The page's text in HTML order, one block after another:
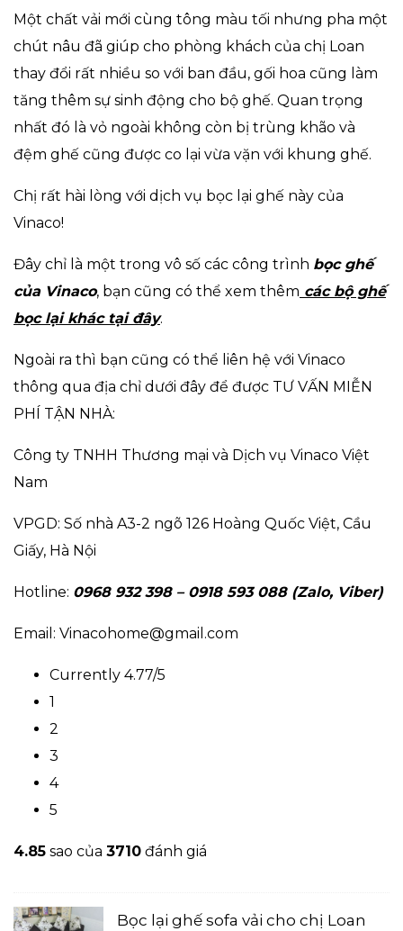
Một chất vải mới cùng tông màu tối nhưng pha một
chút nâu đã giúp cho phòng khách của chị Loan
thay đổi rất nhiều so với ban đầu, gối hoa cũng làm
tăng thêm sự sinh động cho bộ ghế. Quan trọng
nhất đó là vỏ ngoài không còn bị trùng khão và
đệm ghế cũng được co lại vừa vặn với khung ghế.
Chị rất hài lòng với dịch vụ bọc lại ghế này của
Vinaco!
Đây chỉ là một trong vô số các công trình bọc ghế
của Vinaco, bạn cũng có thể xem thêm các bộ ghế
bọc lại khác tại đây.
Ngoài ra thì bạn cũng có thể liên hệ với Vinaco
thông qua địa chỉ dưới đây để được TƯ VẤN MIỄN
PHÍ TẬN NHÀ:
Công ty TNHH Thương mại và Dịch vụ Vinaco Việt
Nam
VPGD: Số nhà A3-2 ngõ 126 Hoàng Quốc Việt, Cầu
Giấy, Hà Nội
Hotline: 0968 932 398 – 0918 593 088 (Zalo, Viber)
Email: Vinacohome@gmail.com
Currently 4.77/5
1
2
3
4
5
4.85 sao của 3710 đánh giá
Bọc lại ghế sofa vải cho chị Loan